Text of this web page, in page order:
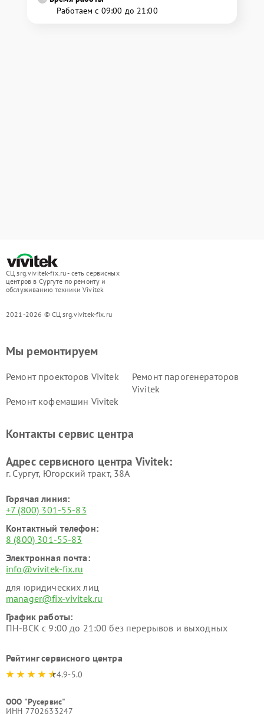
Работаем с 09:00 до 21:00
СЦ srg.vivitek-fix.ru - сеть сервисных
центров в Сургуте по ремонту и
обслуживанию техники Vivitek
2021-2026 © СЦ srg.vivitek-fix.ru
Мы ремонтируем
Ремонт проекторов Vivitek
Ремонт парогенераторов
Vivitek
Ремонт кофемашин Vivitek
Контакты сервис центра
Адрес сервисного центра Vivitek:
г. Сургут, Югорский тракт, 38А
Горячая линия:
+7 (800) 301-55-83
Контактный телефон:
8 (800) 301-55-83
Электронная почта:
info@vivitek-fix.ru
для юридических лиц
manager@fix-vivitek.ru
График работы:
ПН-ВСК с 9:00 до 21:00 без перерывов и выходных
Рейтинг сервисного центра
4.9-5.0
ООО "Русервис"
ИНН 7702633247